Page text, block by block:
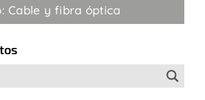
Cable y fibra óptica